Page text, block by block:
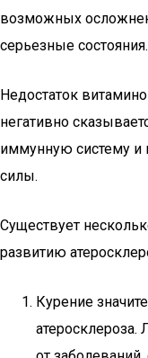
возможных
серьезные состояния.
Недостаток
негативно
иммунную систему
силы.
Существует
развитию
Курение